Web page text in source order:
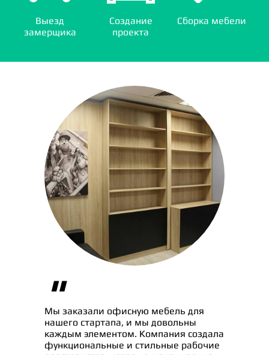
Выезд
замерщика
Создание
проекта
Сборка мебели
"
Мы заказали офисную мебель для
нашего стартапа, и мы довольны
каждым элементом. Компания создала
функциональные и стильные рабочие